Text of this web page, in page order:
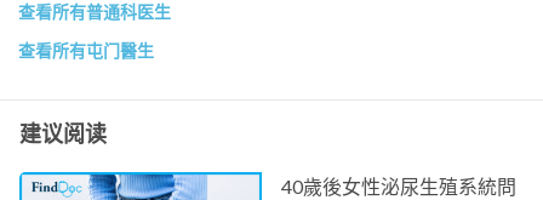
查看所有普通科医生
查看所有屯门醫生
建议阅读
40歲後女性泌尿生殖系統問